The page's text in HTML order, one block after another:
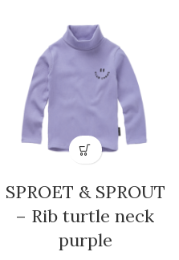
SPROET & SPROUT
– Rib turtle neck
purple